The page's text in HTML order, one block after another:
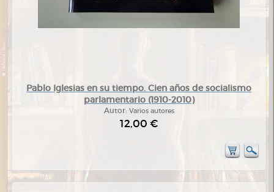
Pablo Iglesias en su tiempo. Cien años de socialismo
parlamentario (1910-2010)
Autor: Varios autores
12,00 €